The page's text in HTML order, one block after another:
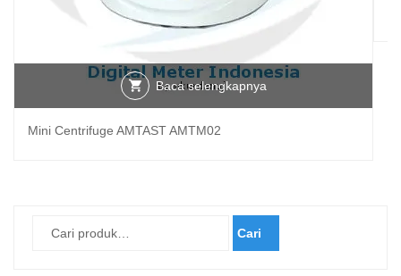
Baca selengkapnya
Mini Centrifuge AMTAST AMTM02
Cari